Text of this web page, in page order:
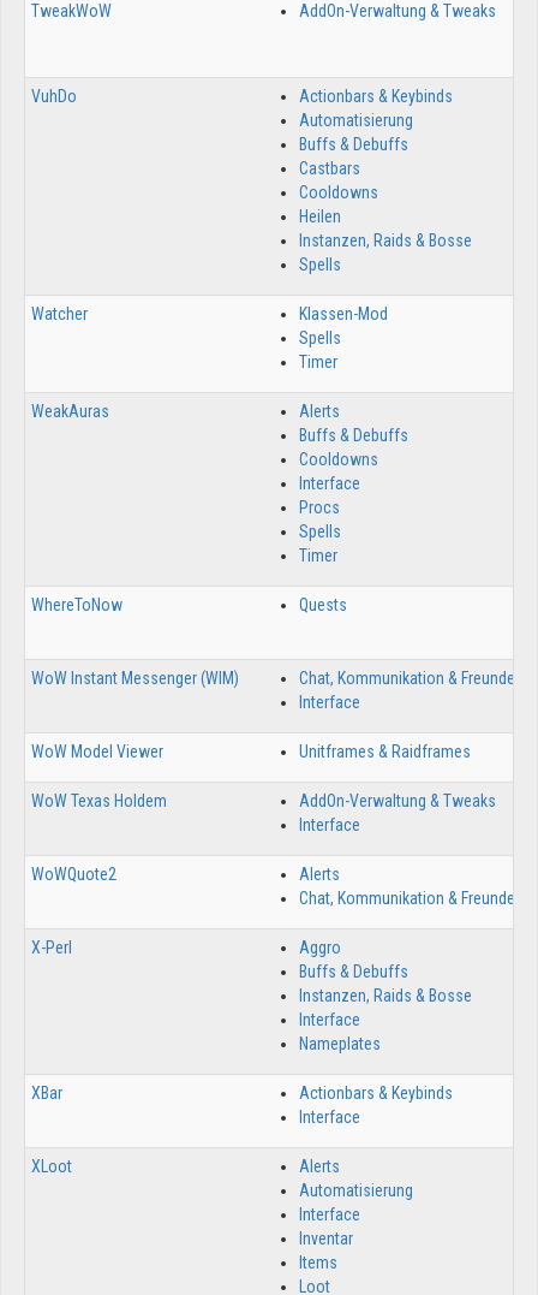
TweakWoW AddOn-Verwaltung & Tweaks
VuhDo
Actionbars & Keybinds
Automatisierung
Buffs & Debuffs
Castbars
Cooldowns
Heilen
Instanzen, Raids & Bosse
Spells
Watcher
Klassen-Mod
Spells
Timer
WeakAuras
Alerts
Buffs & Debuffs
Cooldowns
Interface
Procs
Spells
Timer
WhereToNow Quests
WoW Instant Messenger (WIM)
Chat, Kommunikation & Freunde
Interface
WoW Model Viewer Unitframes & Raidframes
WoW Texas Holdem
AddOn-Verwaltung & Tweaks
Interface
WoWQuote2
Alerts
Chat, Kommunikation & Freunde
X-Perl
Aggro
Buffs & Debuffs
Instanzen, Raids & Bosse
Interface
Nameplates
XBar
Actionbars & Keybinds
Interface
XLoot
Alerts
Automatisierung
Interface
Inventar
Items
Loot